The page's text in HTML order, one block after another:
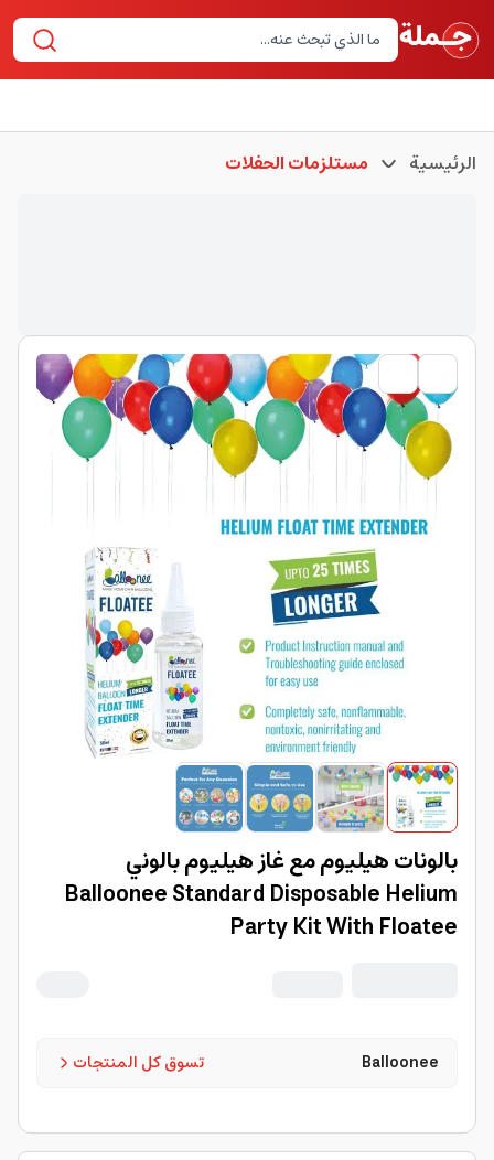
الرئيسية مستلزمات الحفلات
بالونات هيليوم مع غاز هيليوم بالوني
Balloonee Standard Disposable Helium
Party Kit With Floatee
تسوق كل المنتجات Balloonee